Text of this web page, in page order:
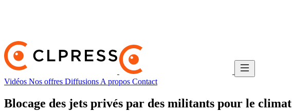
Vidéos Nos offres Diffusions A propos Contact
Blocage des jets privés par des militants pour le climat